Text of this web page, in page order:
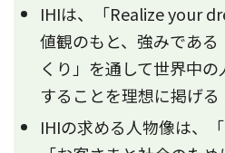
IHIは、「Realize your
値観のもと、強みであ
くり」を通して世界中
することを理想に掲げる
IHIの求める人物像は、「